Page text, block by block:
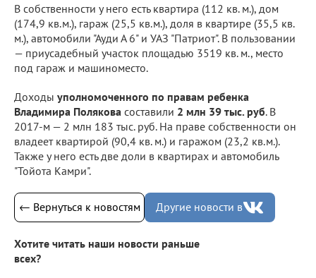
В собственности у него есть квартира (112 кв. м.), дом
(174,9 кв.м.), гараж (25,5 кв.м.), доля в квартире (35,5 кв.
м.), автомобили "Ауди А 6" и УАЗ "Патриот". В пользовании
— приусадебный участок площадью 3519 кв. м., место
под гараж и машиноместо.
Доходы уполномоченного по правам ребенка
Владимира Полякова составили 2 млн 39 тыс. руб. В
2017-м — 2 млн 183 тыс. руб. На праве собственности он
владеет квартирой (90,4 кв. м.) и гаражом (23,2 кв.м.).
Также у него есть две доли в квартирах и автомобиль
"Тойота Камри".
← Вернуться к новостям Другие новости в
Хотите читать наши новости раньше
всех?